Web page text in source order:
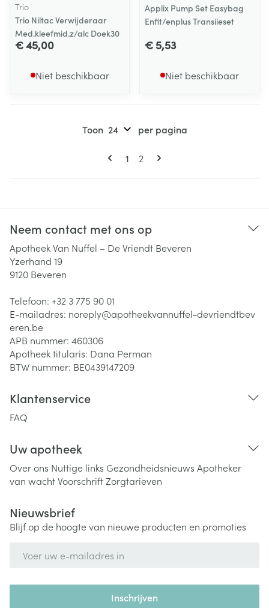
Trio
Trio Niltac Verwijderaar
Med.kleefmid.z/alc Doek30
€ 45,00
Niet beschikbaar
Applix Pump Set Easybag
Enfit/enplus Transiieset
€ 5,53
Niet beschikbaar
Pagina's
U lees momenteel pagina
1 Pagina
2
Toon per pagina
Neem contact met ons op
Apotheek Van Nuffel – De Vriendt Beveren
Yzerhand 19
9120 Beveren
Telefoon: +32 3 775 90 01
E-mailadres: noreply@apotheekvannuffel-devriendtbev
eren.be
APB nummer: 460306
Apotheek titularis: Dana Perman
BTW nummer: BE0439147209
Klantenservice
FAQ
Uw apotheek
Over ons Nuttige links Gezondheidsnieuws Apotheker
van wachtVoorschriftZorgtarieven
Nieuwsbrief
Blijf op de hoogte van nieuwe producten en promoties
Inschrijven